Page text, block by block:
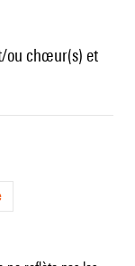
ou chœur(s) et